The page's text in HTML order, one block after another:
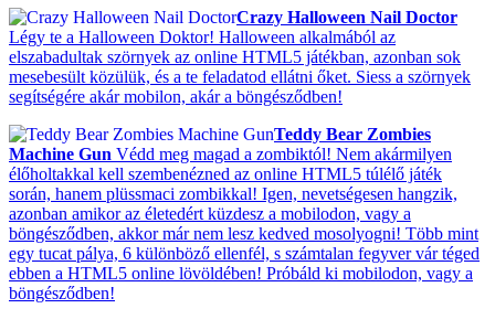
Crazy Halloween Nail Doctor
Légy te a Halloween Doktor! Halloween alkalmából az
elszabadultak szörnyek az online HTML5 játékban, azonban sok
mesebesült közülük, és a te feladatod ellátni őket. Siess a szörnyek
segítségére akár mobilon, akár a böngésződben!
Teddy Bear Zombies
Machine Gun Védd meg magad a zombiktól! Nem akármilyen
élőholtakkal kell szembenézned az online HTML5 túlélő játék
során, hanem plüssmaci zombikkal! Igen, nevetségesen hangzik,
azonban amikor az életedért küzdesz a mobilodon, vagy a
böngésződben, akkor már nem lesz kedved mosolyogni! Több mint
egy tucat pálya, 6 különböző ellenfél, s számtalan fegyver vár téged
ebben a HTML5 online lövöldében! Próbáld ki mobilodon, vagy a
böngésződben!